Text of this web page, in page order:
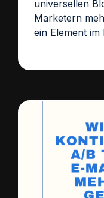
universellen
Marketern
ein Element im